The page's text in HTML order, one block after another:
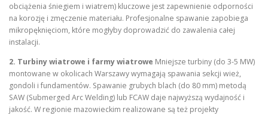
obciążenia śniegiem i wiatrem) kluczowe jest zapewnienie odporności
na korozję i zmęczenie materiału. Profesjonalne spawanie zapobiega
mikropęknięciom, które mogłyby doprowadzić do zawalenia całej
instalacji.
2. Turbiny wiatrowe i farmy wiatrowe Mniejsze turbiny (do 3-5 MW)
montowane w okolicach Warszawy wymagają spawania sekcji wież,
gondoli i fundamentów. Spawanie grubych blach (do 80 mm) metodą
SAW (Submerged Arc Welding) lub FCAW daje najwyższą wydajność i
jakość. W regionie mazowieckim realizowane są też projekty